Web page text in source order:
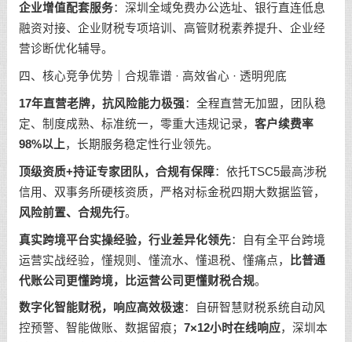
企业增值配套服务：深圳全域免费办公选址、银行直连低息
融资对接、企业财税专项培训、高管财税素养提升、企业经
营诊断优化辅导。
四、核心竞争优势｜合规靠谱 · 高效省心 · 透明兜底
17年直营老牌，抗风险能力极强：全程直营无加盟，团队稳
定、制度成熟、标准统一，零重大违规记录， 客户续费率
98%以上，长期服务稳定性行业领先。
顶级资质+持证专家团队，合规有保障：依托TSC5最高涉税
信用、双事务所硬核资质，严格对标金税四期大数据监管，
风险前置、合规先行。
真实跨境平台实操经验，行业差异化领先：自有全平台跨境
运营实战经验，懂规则、懂流水、懂退税、懂痛点，
比普通
代账公司更懂跨境，比运营公司更懂财税合规。
数字化智能财税，响应高效极速：自研智慧财税系统自动风
控预警、智能做账、数据留痕； 7×12小时在线响应，深圳本